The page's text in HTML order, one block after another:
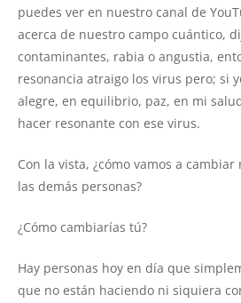
puedes ver en nuestro canal de
acerca de nuestro campo cuántico,
contaminantes, rabia o angustia,
resonancia atraigo los virus pero; si
alegre, en equilibrio, paz, en mi
hacer resonante con ese virus.
Con la vista, ¿cómo vamos a
las demás personas?
¿Cómo cambiarías tú?
Hay personas hoy en día que
que no están haciendo ni siquiera